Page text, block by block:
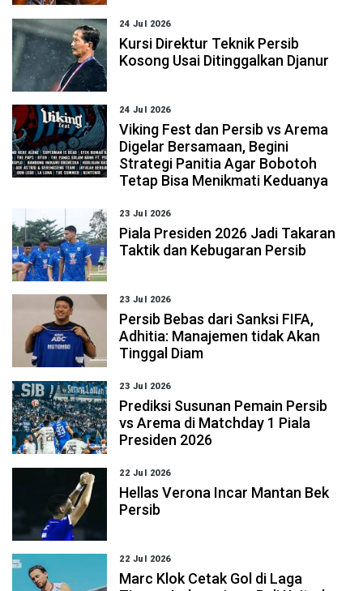
24 Jul 2026
Kursi Direktur Teknik Persib
Kosong Usai Ditinggalkan Djanur
24 Jul 2026
Viking Fest dan Persib vs Arema
Digelar Bersamaan, Begini
Strategi Panitia Agar Bobotoh
Tetap Bisa Menikmati Keduanya
23 Jul 2026
Piala Presiden 2026 Jadi Takaran
Taktik dan Kebugaran Persib
23 Jul 2026
Persib Bebas dari Sanksi FIFA,
Adhitia: Manajemen tidak Akan
Tinggal Diam
23 Jul 2026
Prediksi Susunan Pemain Persib
vs Arema di Matchday 1 Piala
Presiden 2026
22 Jul 2026
Hellas Verona Incar Mantan Bek
Persib
22 Jul 2026
Marc Klok Cetak Gol di Laga